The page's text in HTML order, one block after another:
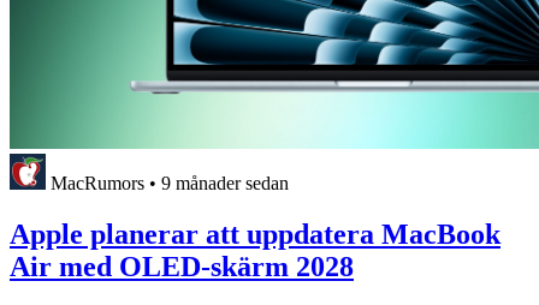
MacRumors • 9 månader sedan
Apple planerar att uppdatera MacBook
Air med OLED-skärm 2028